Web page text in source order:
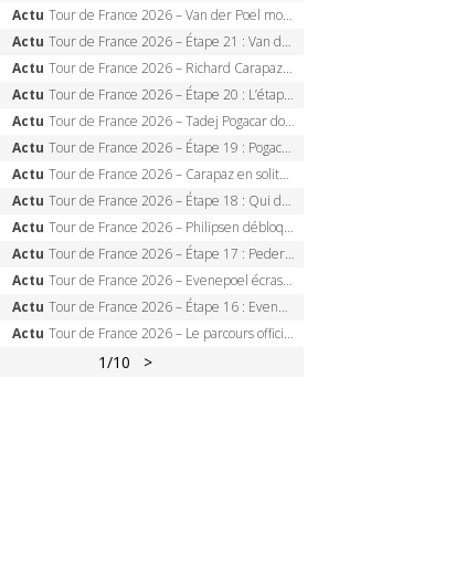
Actu Tour de France 2026 – Van der Poel monumental à Paris, Pogacar égale le record des cinq sacres
Actu Tour de France 2026 – Étape 21 : Van der Poel, Pogacar, qui succédera à Wout van Aert sur les Champs-Elysées ?
Actu Tour de France 2026 – Richard Carapaz roi des Alpes, doublé et maillot à pois, Seixas perd le podium
Actu Tour de France 2026 – Étape 20 : L’étape reine, Galibier, Sarenne, Alpe d’Huez, qui succédera à Pogacar ?
Actu Tour de France 2026 – Tadej Pogacar dompte l’Alpe d’Huez, 5e victoire, record de Pantani pulvérisé
Actu Tour de France 2026 – Étape 19 : Pogacar peut-il enfin dompter l’Alpe d’Huez ?
Actu Tour de France 2026 – Carapaz en solitaire à Orcières-Merlette, Paret-Peintre à un point du maillot à pois
Actu Tour de France 2026 – Étape 18 : Qui domptera Orcières-Merlette, première marche vers l’Alpe d’Huez ?
Actu Tour de France 2026 – Philipsen débloque son compteur à Voiron, Pedersen en danger pour le maillot vert
Actu Tour de France 2026 – Étape 17 : Pedersen peut-il verrouiller le maillot vert à Voiron ?
Actu Tour de France 2026 – Evenepoel écrase le chrono d’Évian, Seixas 4e, Lipowitz abandonne
Actu Tour de France 2026 – Étape 16 : Evenepoel, Pogacar, Ganna… qui domptera le chrono d’Évian pour redessiner le podium ?
Actu Tour de France 2026 – Le parcours officiel complet : 21 étapes, profils, carte et dates
1/10 >